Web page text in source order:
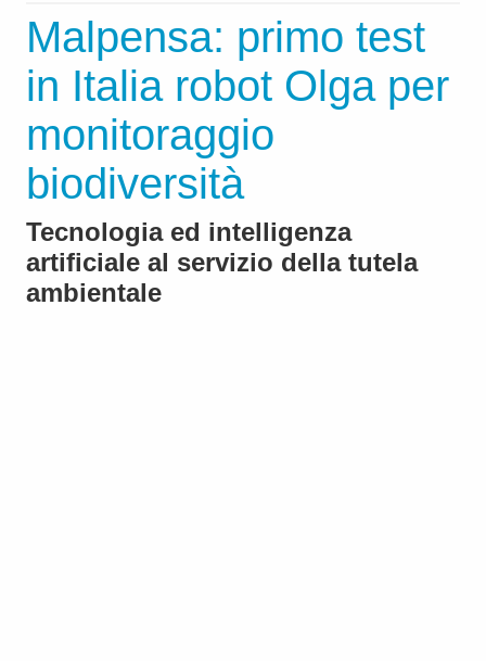
Malpensa: primo test
in Italia robot Olga per
monitoraggio
biodiversità
Tecnologia ed intelligenza
artificiale al servizio della tutela
ambientale